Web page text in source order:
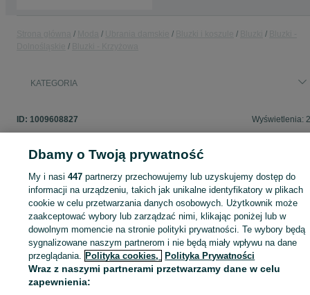
KATEGORIA
ID: 1009608827 Wyświetlenia:
Zaloguj się lub załóż konto na OLX, aby skontaktować się z
sprzedającym
Zaloguj się / Załóż konto
Dbamy o Twoją prywatność
My i nasi447 partnerzy przechowujemy lub uzyskujemy dostęp do
informacji na urządzeniu, takich jak unikalne identyfikatory w plikach
cookie w celu przetwarzania danych osobowych. Użytkownik może
zaakceptować wybory lub zarządzać nimi, klikając poniżej lub w
dowolnym momencie na stronie polityki prywatności. Te wybory będą
sygnalizowane naszym partnerom i nie będą miały wpływu na dane
przeglądania. Polityka cookies, Polityka Prywatności
Wraz z naszymi partnerami przetwarzamy dane w celu
zapewnienia: